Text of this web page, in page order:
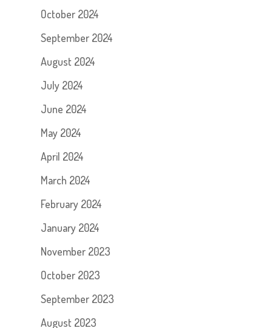
October 2024
September 2024
August 2024
July 2024
June 2024
May 2024
April 2024
March 2024
February 2024
January 2024
November 2023
October 2023
September 2023
August 2023